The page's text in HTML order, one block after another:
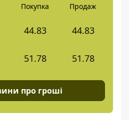
Покупка Продаж
44.83 44.83
51.78 51.78
про гроші